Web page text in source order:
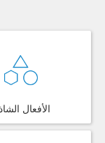
الأفعال